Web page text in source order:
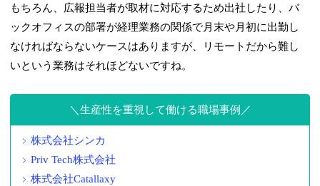
もちろん、広報担当者が取材に対応するため出社したり、バ
ックオフィスの部署が経理業務の関係で月末や月初に出勤し
なければならないケースはありますが、リモートだから難し
いという業務はそれほどないですね。
生産性を重視して働ける職場事例
株式会社シンカ
Priv Tech株式会社
株式会社Catallaxy